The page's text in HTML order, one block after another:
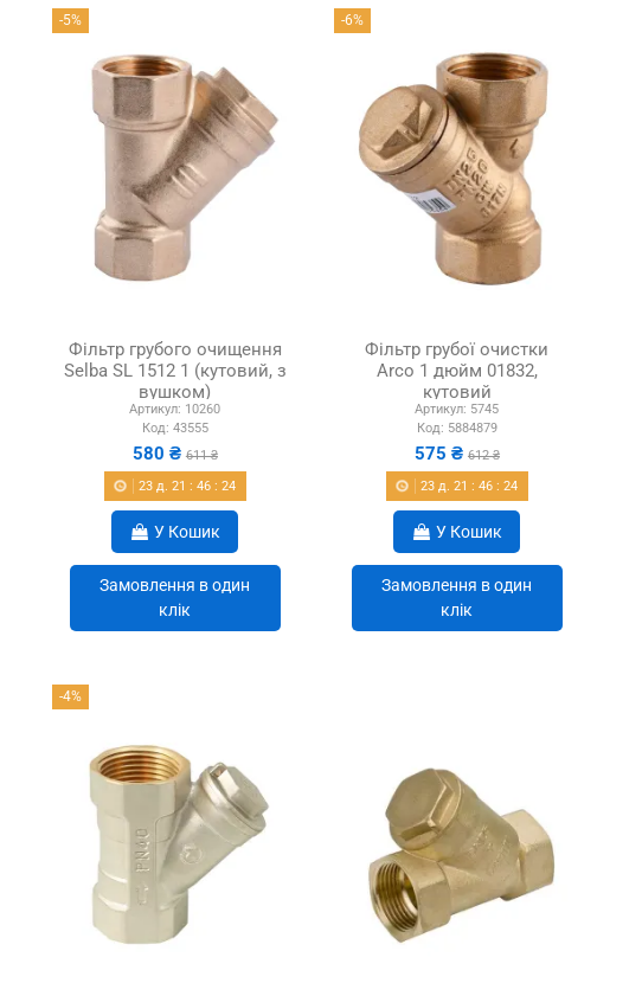
-5%
Фільтр грубого очищення
Selba SL 1512 1 (кутовий, з
вушком)
Артикул: 10260
Код: 43555
580 ₴ 611 ₴
23 д. 21 :46 :22
У Кошик
Замовлення в один
клік
-6%
Фільтр грубої очистки
Arco 1 дюйм 01832,
кутовий
Артикул: 5745
Код: 5884879
575 ₴ 612 ₴
23 д. 21 :46 :22
У Кошик
Замовлення в один
клік
-4%